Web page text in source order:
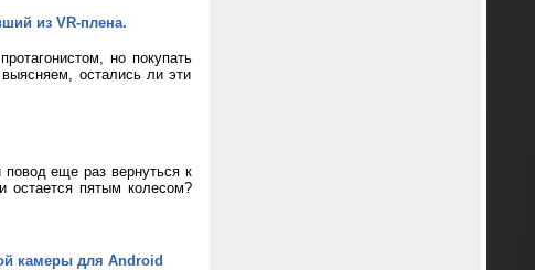
из VR-плена.
но покупать
остались ли эти
еще раз вернуться к
остается пятым колесом?
камеры для Android